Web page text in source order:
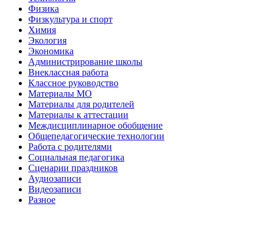
Физика
Физкультура и спорт
Химия
Экология
Экономика
Администрирование школы
Внеклассная работа
Классное руководство
Материалы МО
Материалы для родителей
Материалы к аттестации
Междисциплинарное обобщение
Общепедагогические технологии
Работа с родителями
Социальная педагогика
Сценарии праздников
Аудиозаписи
Видеозаписи
Разное